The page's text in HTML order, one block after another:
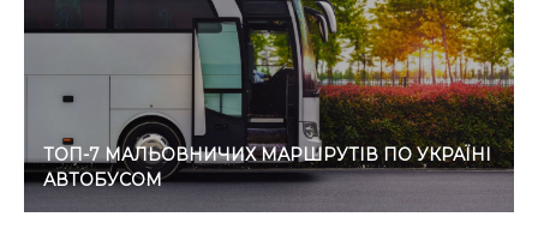
ТОП-7 МАЛЬОВНИЧИХ МАРШРУТІВ ПО УКРАЇНІ
АВТОБУСОМ